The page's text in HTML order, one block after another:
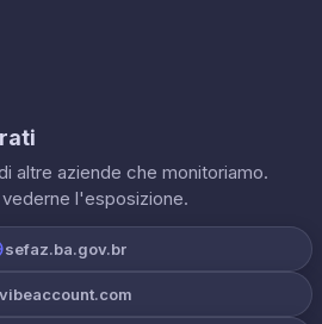
altre aziende che monitoriamo.
l'esposizione.
sefaz.ba.gov.br
vibeaccount.com